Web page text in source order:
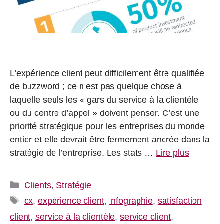
L’expérience client peut difficilement être qualifiée
de buzzword ; ce n’est pas quelque chose à
laquelle seuls les « gars du service à la clientèle
ou du centre d’appel » doivent penser. C’est une
priorité stratégique pour les entreprises du monde
entier et elle devrait être fermement ancrée dans la
stratégie de l’entreprise. Les stats … Lire plus
Catégories
Clients, Stratégie
Étiquettes
cx, expérience client, infographie, satisfaction
client, service à la clientèle, service client,